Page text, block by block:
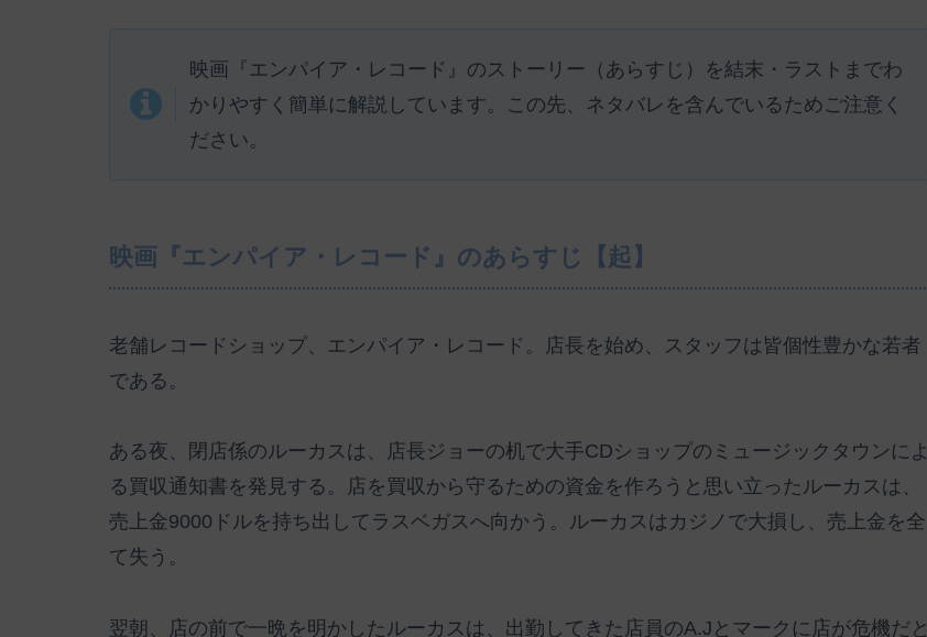
映画『エンパイア・レコード』のストーリー（あらすじ）を結末・ラストまでわ
かりやすく簡単に解説しています。この先、ネタバレを含んでいるためご注意く
ださい。
映画『エンパイア・レコード』のあらすじ【起】
老舗レコードショップ、エンパイア・レコード。店長を始め、スタッフは皆個性豊かな若者
である。
ある夜、閉店係のルーカスは、店長ジョーの机で大手CDショップのミュージックタウンによ
る買収通知書を発見する。店を買収から守るための資金を作ろうと思い立ったルーカスは、
売上金9000ドルを持ち出してラスベガスへ向かう。ルーカスはカジノで大損し、売上金を全
て失う。
翌朝、店の前で一晩を明かしたルーカスは、出勤してきた店員のA.Jとマークに店が危機だと